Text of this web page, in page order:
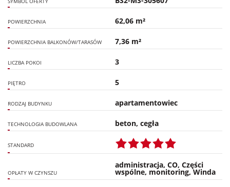
SYMBOL OFERTY
POWIERZCHNIA 62,06 m²
POWIERZCHNIA BALKONÓW/TARASÓW 7,36 m²
LICZBA POKOI 3
PIĘTRO 5
RODZAJ BUDYNKU apartamentowiec
TECHNOLOGIA BUDOWLANA beton, cegła
STANDARD
OPŁATY W CZYNSZU
administracja, CO, Części
wspólne, monitoring, Winda